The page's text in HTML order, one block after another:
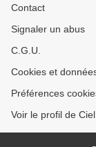
Contact
Signaler un abus
C.G.U.
Cookies et
Préférences
Voir le profil de